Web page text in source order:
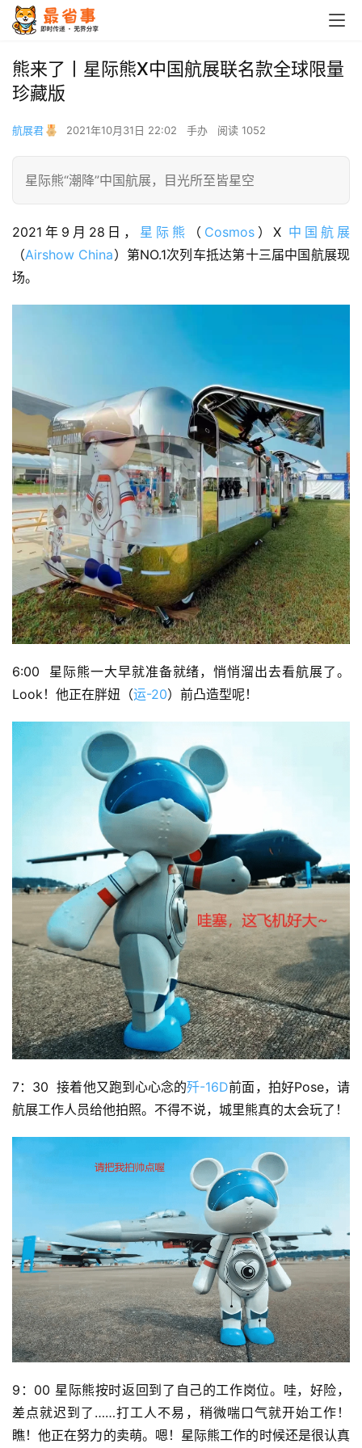
熊来了丨星际熊X中国航展联名款全球限量
珍藏版
航展君 2021年10月31日 22:02 手办 阅读 1052
星际熊“潮降”中国航展，目光所至皆星空
2021年9月28日， 星际熊 （ Cosmos）X 中国航展
（Airshow China）第NO.1次列车抵达第十三届中国航展现
场。
6:00  星际熊一大早就准备就绪，悄悄溜出去看航展了。
Look！他正在胖妞（运-20）前凸造型呢！
7：30  接着他又跑到心心念的歼-16D前面，拍好Pose，请
航展工作人员给他拍照。不得不说，城里熊真的太会玩了！
9：00 星际熊按时返回到了自己的工作岗位。哇，好险，
差点就迟到了……打工人不易，稍微喘口气就开始工作！
瞧！他正在努力的卖萌。嗯！星际熊工作的时候还是很认真